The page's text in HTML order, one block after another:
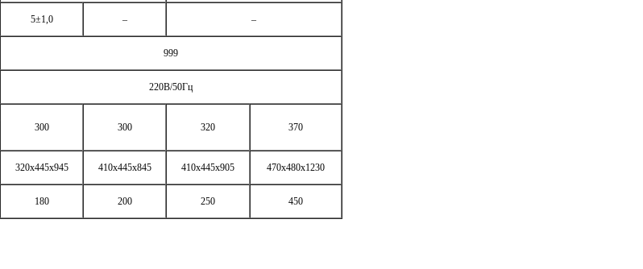
5±1,0 – –
999
220В/50Гц
300 300 320 370
320х445х945 410х445х845 410х445х905 470х480х1230
180 200 250 450